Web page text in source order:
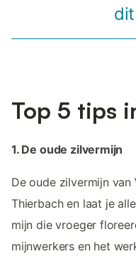
Top 5 tips
1. De oude zilvermijn
De oude zilvermijn
Thierbach en laat je
mijn die vroeger
mijnwerkers en het